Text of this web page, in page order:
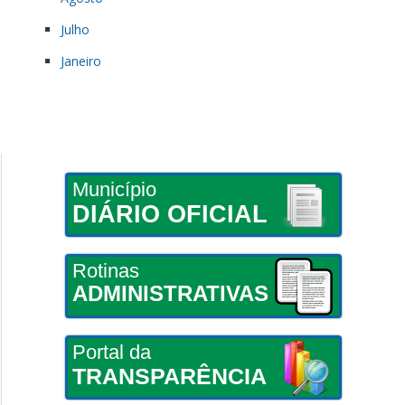
Julho
Janeiro
Município
DIÁRIO OFICIAL
Rotinas
ADMINISTRATIVAS
Portal da
TRANSPARÊNCIA